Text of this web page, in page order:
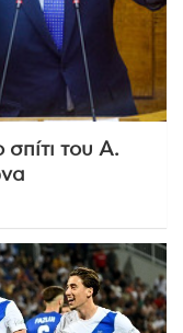
σπίτι του Α.